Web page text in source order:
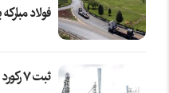
فولاد
ثبت ۷ رکورد جدید در فولاد هرمزگان